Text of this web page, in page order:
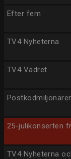
Efter fem
TV4 Nyheterna
TV4 Vädret
25-julikonserten
TV4 Nyheterna